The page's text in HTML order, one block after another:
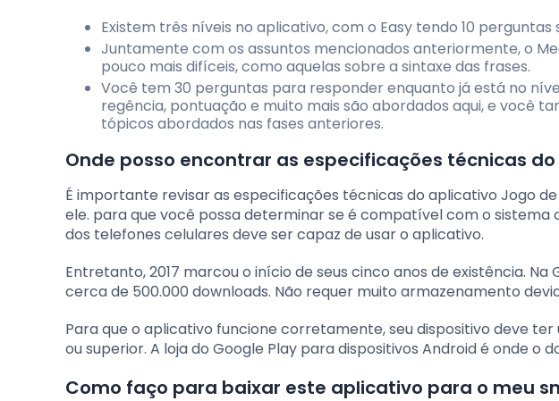
Existem três níveis no aplicativo, com o Easy tendo 10
Juntamente com os assuntos mencionados anteriormente, o
pouco mais difíceis, como aquelas sobre a sintaxe das frases.
Você tem 30 perguntas para responder enquanto já está no
regência, pontuação e muito mais são abordados aqui, e você
tópicos abordados nas fases anteriores.
Onde posso encontrar as especificações técnicas
É importante revisar as especificações técnicas do aplicativo Jogo
ele. para que você possa determinar se é compatível com o sistema
dos telefones celulares deve ser capaz de usar o aplicativo.
Entretanto, 2017 marcou o início de seus cinco anos de existência.
cerca de 500.000 downloads. Não requer muito armazenamento
Para que o aplicativo funcione corretamente, seu dispositivo deve
ou superior. A loja do Google Play para dispositivos Android é onde o
Como faço para baixar este aplicativo para o meu